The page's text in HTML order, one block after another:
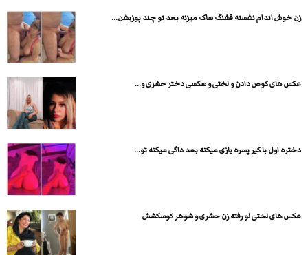
زن خوش اندام نشسته قشنگ ساک میزنه بعد تو چند پوزیشن...
عکس های کوص دادن و لختی و سکسی دختر حشری و...
دختره اول با کیر پسره بازی میکنه بعد داگی میکنه تو...
عکس های لختی لو رفته زن حشری و شوهر کوسکشش